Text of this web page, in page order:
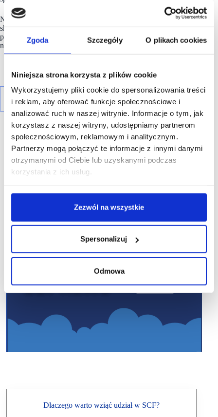
Zgoda Szczegóły O plikach cookies
Niniejsza strona korzysta z plików cookie
Wykorzystujemy pliki cookie do spersonalizowania treści
i reklam, aby oferować funkcje społecznościowe i
analizować ruch w naszej witrynie. Informacje o tym, jak
korzystasz z naszej witryny, udostępniamy partnerom
społecznościowym, reklamowym i analitycznym.
Partnerzy mogą połączyć te informacje z innymi danymi
otrzymanymi od Ciebie lub uzyskanymi podczas
korzystania z ich usług.
Zezwól na wszystkie
Spersonalizuj
Odmowa
Na dzień 28 października 2023 roku firma posiadała 1 015
sklepów detalicznych w Europie, Ameryce i Azji, a jej
partnerzy i dystrybutorzy prowadzili dodatkowo 544 sklepy
na całym świecie. Guess działa łącznie w około 100 krajach.
R E K L A M A
Dlaczego warto wziąć udział w SCF?